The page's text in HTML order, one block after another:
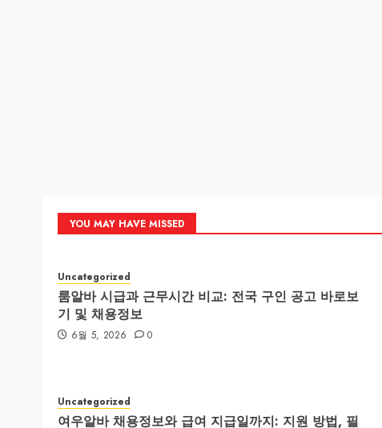
YOU MAY HAVE MISSED
Uncategorized
룸알바 시급과 근무시간 비교: 전국 구인 공고 바로보
기 및 채용정보
6월 5, 2026 0
Uncategorized
여우알바 채용정보와 급여 지급일까지: 지원 방법, 필